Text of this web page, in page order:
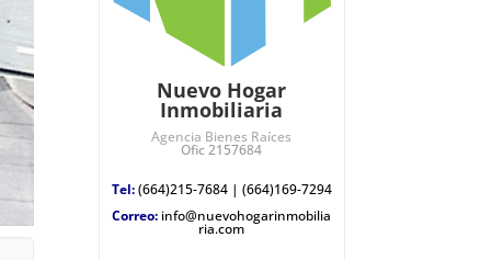
Nuevo Hogar
Inmobiliaria
Agencia Bienes Raíces
Ofic 2157684
Tel:(664)215-7684| (664)169-7294
Correo: info@nuevohogarinmobilia
ria.com